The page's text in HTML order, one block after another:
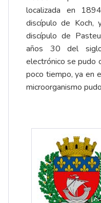
localizada en
discípulo de Koch,
discípulo de
años 30 del
electrónico se pudo
poco tiempo, ya en
microorganismo